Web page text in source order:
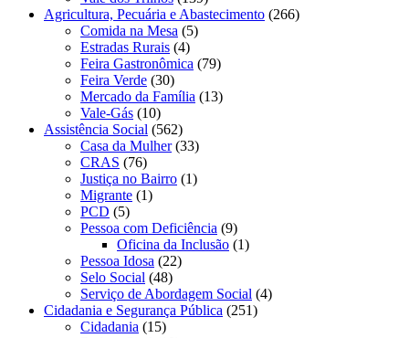
Agricultura, Pecuária e Abastecimento (266)
Comida na Mesa (5)
Estradas Rurais (4)
Feira Gastronômica (79)
Feira Verde (30)
Mercado da Família (13)
Vale-Gás (10)
Assistência Social (562)
Casa da Mulher(33)
CRAS (76)
Justiça no Bairro (1)
Migrante (1)
PCD (5)
Pessoa com Deficiência (9)
Oficina da Inclusão (1)
Pessoa Idosa (22)
Selo Social (48)
Serviço de Abordagem Social (4)
Cidadania e Segurança Pública (251)
Cidadania (15)